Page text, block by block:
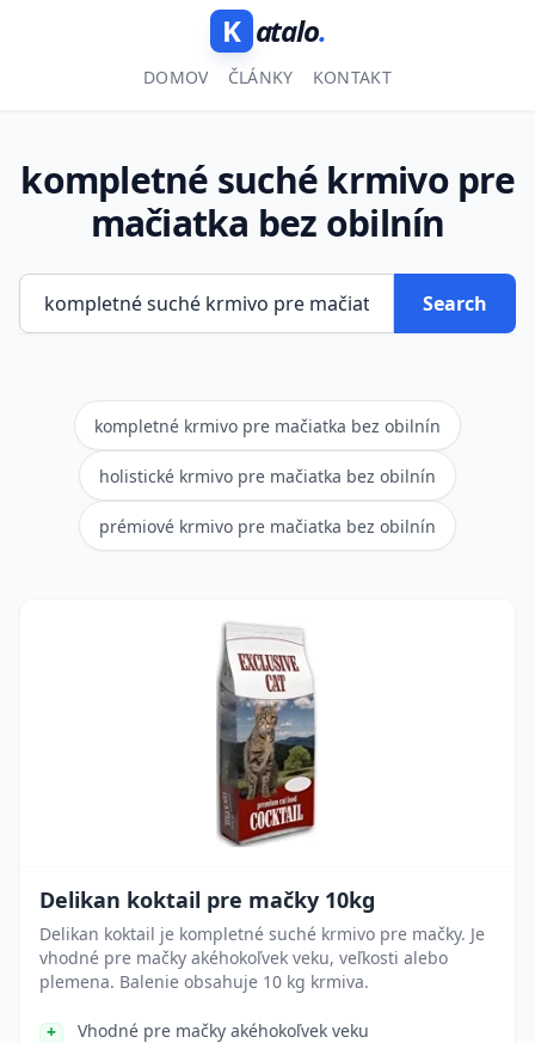
K atalo.
DOMOV ČLÁNKY KONTAKT
kompletné suché krmivo pre
mačiatka bez obilnín
Search
kompletné krmivo pre mačiatka bez obilnín
holistické krmivo pre mačiatka bez obilnín
prémiové krmivo pre mačiatka bez obilnín
Delikan koktail pre mačky 10kg
Delikan koktail je kompletné suché krmivo pre mačky. Je
vhodné pre mačky akéhokoľvek veku, veľkosti alebo
plemena. Balenie obsahuje 10 kg krmiva.
Vhodné pre mačky akéhokoľvek veku